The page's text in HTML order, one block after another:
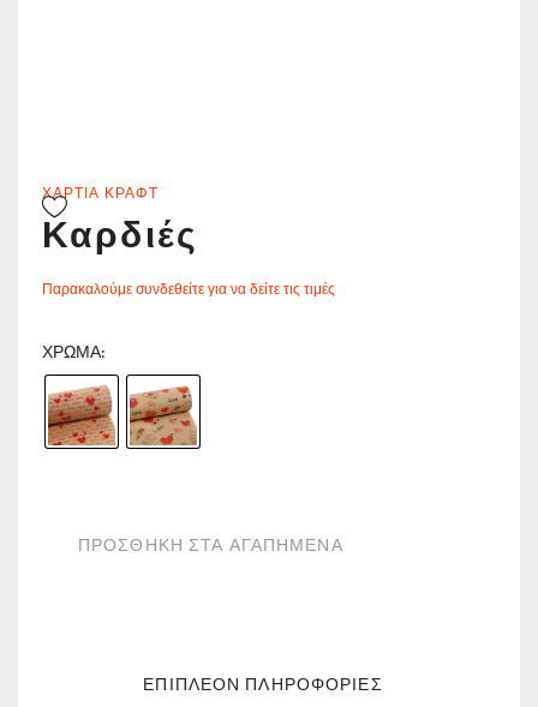
ΧΑΡΤΙΆ ΚΡΑΦΤ
Καρδιές
Παρακαλούμε συνδεθείτε για να δείτε τις τιμές
ΧΡΏΜΑ
ΠΡΟΣΘΗΚΗ ΣΤΑ ΑΓΑΠΗΜΕΝΑ
ΕΠΙΠΛΈΟΝ ΠΛΗΡΟΦΟΡΊΕΣ